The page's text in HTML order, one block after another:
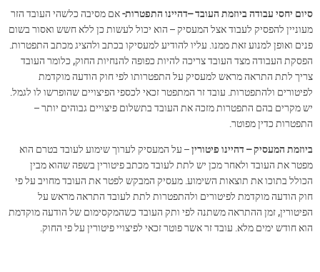
סיום יחסי עבודה ביוזמת העובד –דהיינו התפטרות-אם מסיבה כלשהי העובד הזר
מעוניין להפסיק לעבוד אצל המעסיק – הוא יכול לעשות כן ללא חשש ואסור בשום
פנים ואופן למנוע זאת ממנו. עליו להודיע למעסיקו בכתב ולהציג מכתב התפטרות.
הפסקת העבודה מצד העובד צריכה להיות כפופה להנחיות החוק, כלומר העובד
צריך לתת התראה מראש למעסיק על התפטרותו לפי חוק הודעה מוקדמת
לפיטורים ולהתפטרות. עובד זר המתפטר זכאי לכספי הפיצויים שהופרשו לו לגמל.
יש מקרים בהם התפטרות מזכה את העובד בתשלום פיצויים גבוהים יותר –
התפטרות כדין מפוטר.
ביוזמת המעסיק – דהיינו פיטורין– על המעסיק לערוך שימוע לעובד בטרם הוא
מפטר את העובד ולאחר מכן יש לתת לעובד מכתב פיטורין בשפה שהוא מבין
הכולל בתוכו את תוצאות השימוע. מעסיק המבקש לפטר את העובד מחויב על פי
חוק הודעה מוקדמת לפיטורים ולהתפטרות לתת לעובד התראה מראש על
הפיטורין, זמן ההתראה משתנה לפי ותק העובד כשהמקסימום של הודעה מוקדמת
הוא חודש ימים מלא. עובד זר אשר פוטר זכאי לפיצויי פיטורין על פי החוק.